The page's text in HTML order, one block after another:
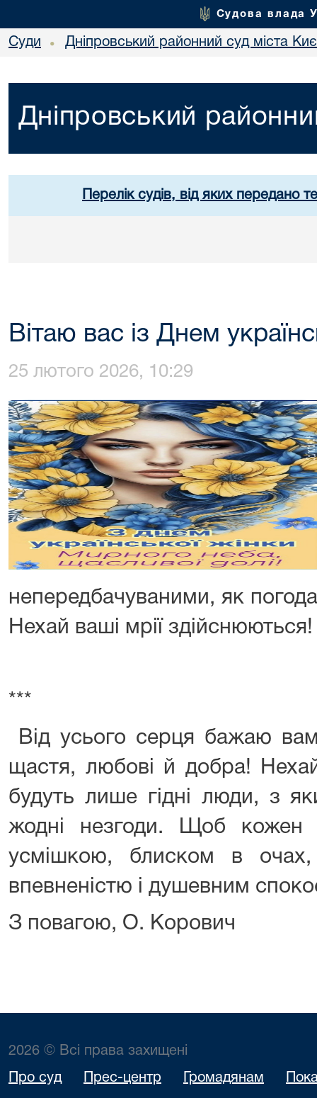
Судова влада
Суди • Дніпровський районний суд міста
Дніпровський
Перелік судів, від яких передано
Вітаю вас із Днем
25 лютого 2026, 10:29
непередбачуваними, як
Нехай ваші мрії здійснюються!
***
Від усього серця бажаю
щастя, любові й добра!
будуть лише гідні люди, з
жодні незгоди. Щоб кожен
усмішкою, блиском в очах,
впевненістю і душевним
З повагою, О. Корович
2026 © Всі права захищені
Про суд Прес-центр Громадянам